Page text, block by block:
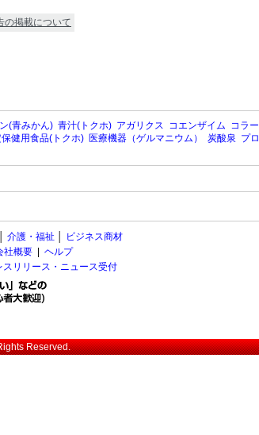
の掲載について
(青みかん) 青汁(トクホ) アガリクス コエンザイム コラー
健用食品(トクホ) 医療機器（ゲルマニウム） 炭酸泉 プロ
介護・福祉
ビジネス商材
概要
ヘルプ
スリリース・ニュース受付
Reserved.